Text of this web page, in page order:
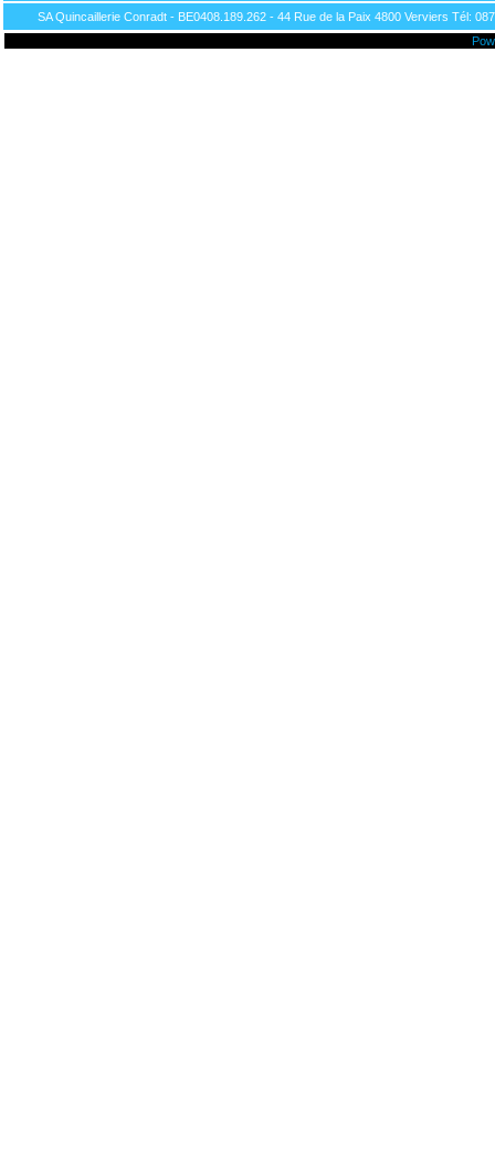
SA Quincaillerie Conradt - BE0408.189.262 - 44 Rue de la Paix 4800 Verviers Tél: